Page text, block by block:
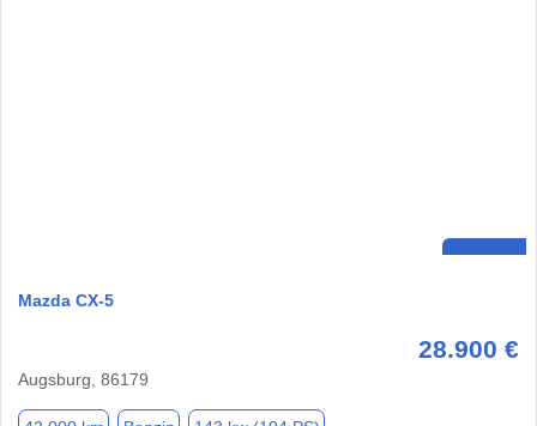
Mazda CX-5
28.900 €
Augsburg, 86179